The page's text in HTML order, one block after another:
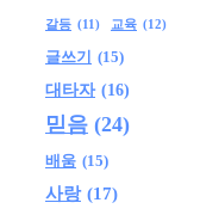
갈등 (11) 교육 (12)
글쓰기 (15)
대타자 (16)
믿음 (24)
배움 (15)
사랑 (17)